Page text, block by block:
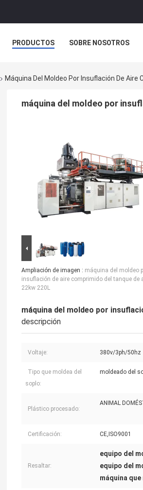
PRODUCTOS SOBRE NOSOTROS
Máquina Del Moldeo Por Insuflación De Aire
máquina del moldeo por
Ampliación de imagen : máquina del moldeo
insuflación de aire comprimido del tanque de
22kw 220L
máquina del moldeo por
descripción
Voltaje: 380v/3ph/50hz
Tipo que moldea del
soplo:
moldeado del
Plástico procesado:
ANIMAL
Certificación: CE,ISO9001
Resaltar:
equipo del
equipo del
máquina